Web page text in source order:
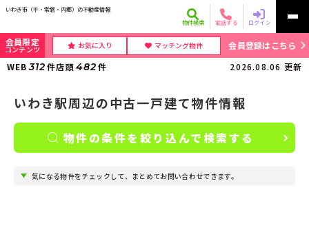
いわき市（平・常磐・内郷）の不動産情報
物件検索
電話する ログイン
会員限定
コンテンツ お気に入り マッチング物件
会員登録はこちら
WEB 312件店頭482 件 2026.08.06 更新
いわき駅周辺の中古一戸建て物件情報
物件の条件を絞り込んで検索する
気になる物件をチェックして、まとめてお問い合わせできます。